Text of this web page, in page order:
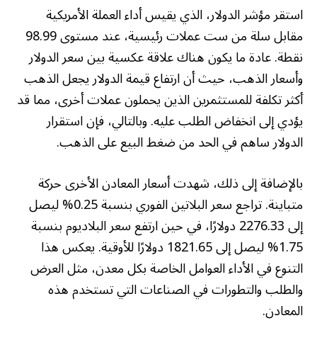
استقر مؤشر الدولار، الذي يقيس أداء العملة الأمريكية
مقابل سلة من ست عملات رئيسية، عند مستوى 98.99
نقطة. عادة ما يكون هناك علاقة عكسية بين سعر الدولار
وأسعار الذهب، حيث أن ارتفاع قيمة الدولار يجعل الذهب
أكثر تكلفة للمستثمرين الذين يحملون عملات أخرى، مما قد
يؤدي إلى انخفاض الطلب عليه. وبالتالي، فإن استقرار
الدولار ساهم في الحد من ضغط البيع على الذهب.
بالإضافة إلى ذلك، شهدت أسعار المعادن الأخرى حركة
متباينة. تراجع سعر البلاتين الفوري بنسبة 0.25% ليصل
إلى 2276.33 دولارًا، في حين ارتفع سعر البلاديوم بنسبة
1.75% ليصل إلى 1821.65 دولارًا للأوقية. يعكس هذا
التنوع في الأداء العوامل الخاصة بكل معدن، مثل العرض
والطلب والتطورات في الصناعات التي تستخدم هذه
المعادن.